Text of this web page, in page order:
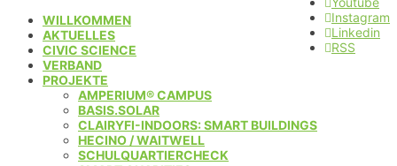
Instagram
Linkedin
RSS
WILLKOMMEN
AKTUELLES
CIVIC SCIENCE
VERBAND
PROJEKTE
AMPERIUM® CAMPUS
BASIS.SOLAR
CLAIRYFI-INDOORS: SMART BUILDINGS
HECINO / WAITWELL
SCHULQUARTIERCHECK